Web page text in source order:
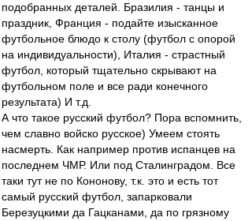
подобранных деталей. Бразилия - танцы и
праздник, Франция - подайте изысканное
футбольное блюдо к столу (футбол с опорой
на индивидуальности), Италия - страстный
футбол, который тщательно скрывают на
футбольном поле и все ради конечного
результата) И т.д.
А что такое русский футбол? Пора вспомнить,
чем славно войско русское) Умеем стоять
насмерть. Как например против испанцев на
последнем ЧМР. Или под Сталинградом. Все
таки тут не по Кононову, т.к. это и есть тот
самый русский футбол, запарковали
Березуцкими да Гацканами, да по грязному